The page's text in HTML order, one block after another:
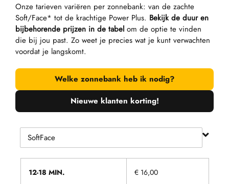
Onze tarieven variëren per zonnebank: van de zachte
Soft/Face* tot de krachtige Power Plus. Bekijk de duur en
bijbehorende prijzen in de tabel om de optie te vinden
die bij jou past. Zo weet je precies wat je kunt verwachten
voordat je langskomt.
Welke zonnebank heb ik nodig?
Nieuwe klanten korting!
12-18 MIN. € 16,00